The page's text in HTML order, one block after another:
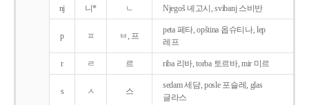
nj 니* ㄴ Njegoš 녜고시, svibanj 스비반
p ㅍ ㅂ, 프
peta 페타, opština 옵슈티나, lep
레프
r ㄹ 르 riba 리바, torba 토르바, mir 미르
s ㅅ 스
sedam 세담, posle 포슬레, glas
글라스